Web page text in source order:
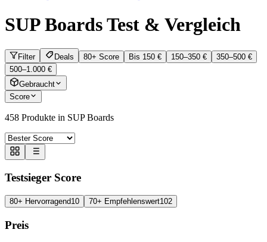
SUP BoardsTest & Vergleich
Filter Deals 80+ Score Bis 150 € 150–350 €
350–500 €
500–1.000 €
Gebraucht
Score
458 Produkte in SUP Boards
Testsieger Score
80+ Hervorragend10 70+ Empfehlenswert102
Preis